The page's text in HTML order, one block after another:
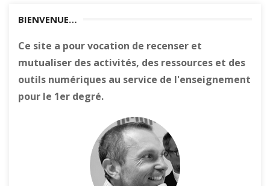
BIENVENUE…
Ce site a pour vocation de recenser et
mutualiser des activités, des ressources et des
outils numériques au service de l'enseignement
pour le 1er degré.